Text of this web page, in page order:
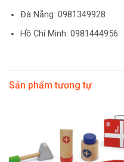
Đà Nẵng: 0981349928
Hồ Chí Minh: 0981444956
Sản phẩm tương tự